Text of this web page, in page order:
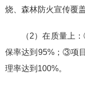
烧、森林防火宣传覆
（2）在质量上
保率达到95%；③项
理率达到100%。